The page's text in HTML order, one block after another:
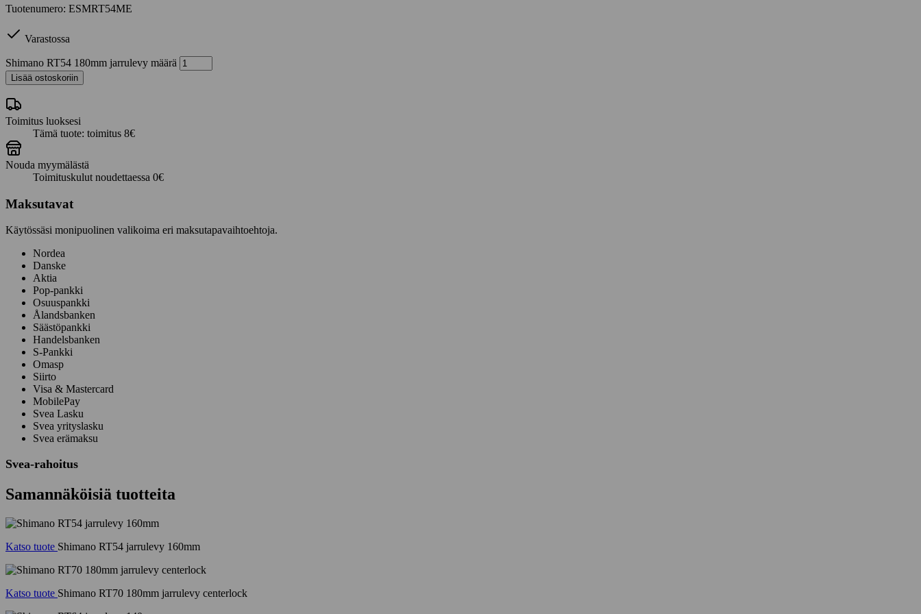
Tuotenumero: ESMRT54ME
Varastossa
Shimano RT54 180mm jarrulevy määrä
Lisää ostoskoriin
Toimitus luoksesi
Tämä tuote: toimitus 8€
Nouda myymälästä
Toimituskulut noudettaessa 0€
Maksutavat
Käytössäsi monipuolinen valikoima eri maksutapavaihtoehtoja.
Nordea
Danske
Aktia
Pop-pankki
Osuuspankki
Ålandsbanken
Säästöpankki
Handelsbanken
S-Pankki
Omasp
Siirto
Visa & Mastercard
MobilePay
Svea Lasku
Svea yrityslasku
Svea erämaksu
Svea-rahoitus
Samannäköisiä tuotteita
Katso tuote Shimano RT54 jarrulevy 160mm
Katso tuote Shimano RT70 180mm jarrulevy centerlock